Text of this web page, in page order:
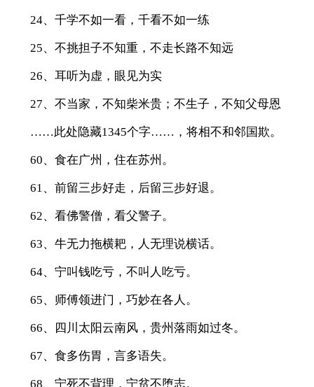
24、千学不如一看，千看不如一练
25、不挑担子不知重，不走长路不知远
26、耳听为虚，眼见为实
27、不当家，不知柴米贵；不生子，不知父母恩
……此处隐藏1345个字……，将相不和邻国欺。
60、食在广州，住在苏州。
61、前留三步好走，后留三步好退。
62、看佛警僧，看父警子。
63、牛无力拖横耙，人无理说横话。
64、宁叫钱吃亏，不叫人吃亏。
65、师傅领进门，巧妙在各人。
66、四川太阳云南风，贵州落雨如过冬。
67、食多伤胃，言多语失。
68、宁死不背理，宁贫不堕志。